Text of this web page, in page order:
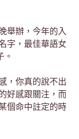
舉辦，今年的入
字，最佳華語女
，你真的說不出
好感跟關注，而
個命中註定的時